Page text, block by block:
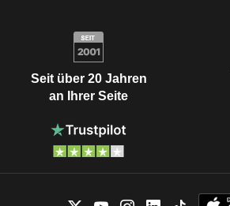
Seit über 20 Jahren
an Ihrer Seite